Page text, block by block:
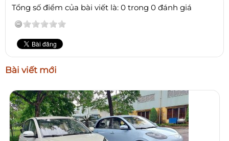
Tổng số điểm của bài viết là: 0 trong 0 đánh giá
Bài viết mới